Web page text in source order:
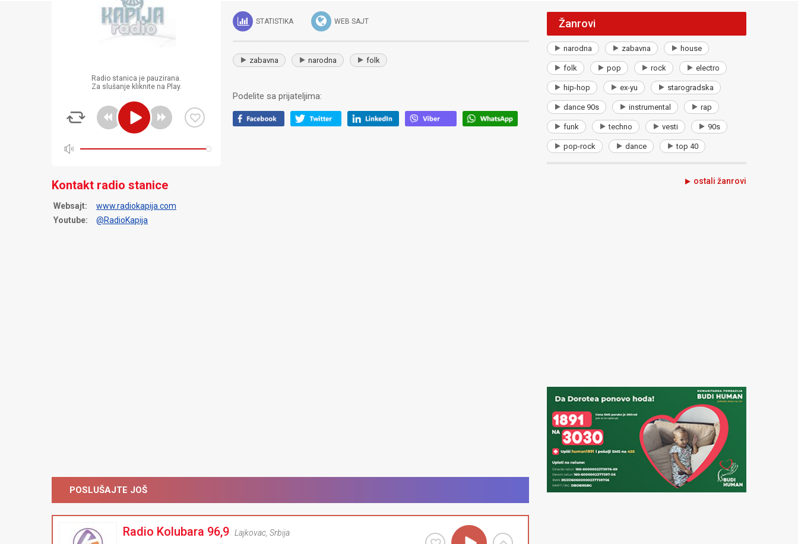
Radio stanica je pauzirana.
Za slušanje kliknite na Play.
STATISTIKA WEB SAJT
zabavna narodna folk
Podelite sa prijateljima:
Kontakt radio stanice
Websajt:
www.radiokapija.com
Youtube:
@RadioKapija
POSLUŠAJTE JOŠ
Radio Kolubara 96,9 Lajkovac Srbija
Žanrovi
narodna zabavna house
folk pop rock electro
hip-hop ex-yu starogradska
dance 90s instrumental rap
funk techno vesti 90s
pop-rock dance top 40
ostali žanrovi